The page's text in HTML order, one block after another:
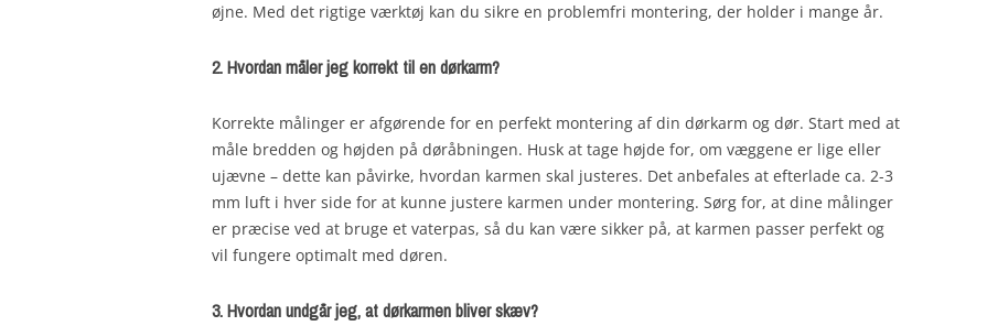
øjne. Med det rigtige værktøj kan du sikre en problemfri montering, der holder i mange år.
2. Hvordan måler jeg korrekt til en dørkarm?
Korrekte målinger er afgørende for en perfekt montering af din dørkarm og dør. Start med at
måle bredden og højden på døråbningen. Husk at tage højde for, om væggene er lige eller
ujævne – dette kan påvirke, hvordan karmen skal justeres. Det anbefales at efterlade ca. 2-3
mm luft i hver side for at kunne justere karmen under montering. Sørg for, at dine målinger
er præcise ved at bruge et vaterpas, så du kan være sikker på, at karmen passer perfekt og
vil fungere optimalt med døren.
3. Hvordan undgår jeg, at dørkarmen bliver skæv?